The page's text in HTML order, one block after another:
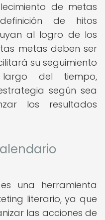
de metas
de hitos
al logro de los
metas deben ser
su seguimiento
del tiempo,
según sea
los resultados
una herramienta
literario, ya que
las acciones de